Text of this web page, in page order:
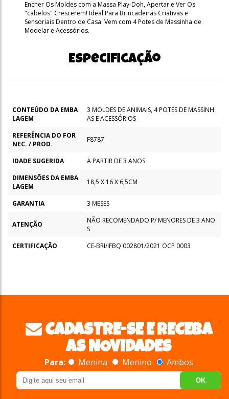
Encher Os Moldes com a Massa Play-Doh, Apertar e Ver Os
"cabelos" Crescerem! Ideal Para Brincadeiras Criativas e
Sensoriais Dentro de Casa. Vem com 4 Potes de Massinha de
Modelar e Acessórios.
Especificação
CONTEÚDO DA EMBA
LAGEM
3 MOLDES DE ANIMAIS, 4 POTES DE MASSINH
AS E ACESSÓRIOS
REFERÊNCIA DO FOR
NEC. / PROD.
F8787
IDADE SUGERIDA
A PARTIR DE 3 ANOS
DIMENSÕES DA EMBA
LAGEM
18,5 X 16 X 6,5CM
GARANTIA 3 MESES
ATENÇÃO
NÃO RECOMENDADO P/ MENORES DE 3 ANO
S
CERTIFICAÇÃO
CE-BRI/IFBQ 002801/2021 OCP 0003
CADASTRE-SE E RECEBA
AS NOVIDADES
Para: Menina Menino Ambos
OK